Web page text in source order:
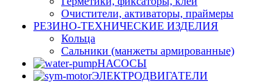
Очистители, активаторы, праймеры
РЕЗИНО-ТЕХНИЧЕСКИЕ ИЗДЕЛИЯ
Кольца
Сальники (манжеты армированные)
НАСОСЫ
ЭЛЕКТРОДВИГАТЕЛИ